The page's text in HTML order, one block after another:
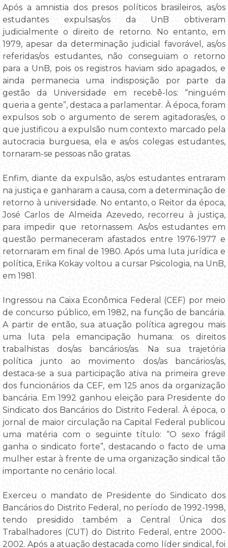
Após a amnistia dos presos políticos brasileiros, as/os
estudantes expulsas/os da UnB obtiveram
judicialmente o direito de retorno. No entanto, em
1979, apesar da determinação judicial favorável, as/os
referidas/os estudantes, não conseguiam o retorno
para a UnB, pois os registros haviam sido apagados, e
ainda permanecia uma indisposição por parte da
gestão da Universidade em recebê-los: “ninguém
queria a gente”, destaca a parlamentar. À época, foram
expulsos sob o argumento de serem agitadoras/es, o
que justificou a expulsão num contexto marcado pela
autocracia burguesa, ela e as/os colegas estudantes,
tornaram-se pessoas não gratas.
Enfim, diante da expulsão, as/os estudantes entraram
na justiça e ganharam a causa, com a determinação de
retorno à universidade. No entanto, o Reitor da época,
José Carlos de Almeida Azevedo, recorreu à justiça,
para impedir que retornassem. As/os estudantes em
questão permaneceram afastados entre 1976-1977 e
retornaram em final de 1980. Após uma luta jurídica e
política, Erika Kokay voltou a cursar Psicologia, na UnB,
em 1981.
Ingressou na Caixa Econômica Federal (CEF) por meio
de concurso público, em 1982, na função de bancária.
A partir de então, sua atuação política agregou mais
uma luta pela emancipação humana: os direitos
trabalhistas dos/as bancários/as. Na sua trajetória
política junto ao movimento dos/as bancários/as,
destaca-se a sua participação ativa na primeira greve
dos funcionários da CEF, em 125 anos da organização
bancária. Em 1992 ganhou eleição para Presidente do
Sindicato dos Bancários do Distrito Federal. À época, o
jornal de maior circulação na Capital Federal publicou
uma matéria com o seguinte título: “O sexo frágil
ganha o sindicato forte”, destacando o facto de uma
mulher estar à frente de uma organização sindical tão
importante no cenário local.
Exerceu o mandato de Presidente do Sindicato dos
Bancários do Distrito Federal, no período de 1992-1998,
tendo presidido também a Central Única dos
Trabalhadores (CUT) do Distrito Federal, entre 2000-
2002. Após a atuação destacada como líder sindical, foi